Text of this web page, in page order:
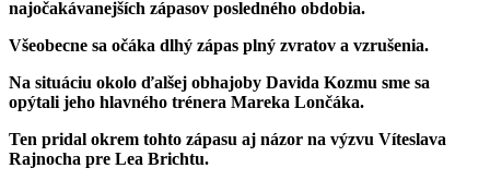
najočakávanejších zápasov posledného obdobia.
Všeobecne sa očáka dlhý zápas plný zvratov a vzrušenia.
Na situáciu okolo ďalšej obhajoby Davida Kozmu sme sa
opýtali jeho hlavného trénera Mareka Lončáka.
Ten pridal okrem tohto zápasu aj názor na výzvu Víteslava
Rajnocha pre Lea Brichtu.